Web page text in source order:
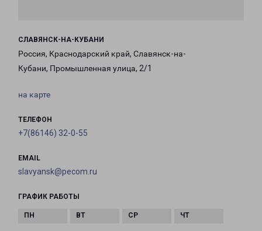
СЛАВЯНСК-НА-КУБАНИ
Россия, Краснодарский край, Славянск-на-
Кубани, Промышленная улица, 2/1
на карте
ТЕЛЕФОН
+7(86146) 32-0-55
EMAIL
slavyansk@pecom.ru
ГРАФИК РАБОТЫ